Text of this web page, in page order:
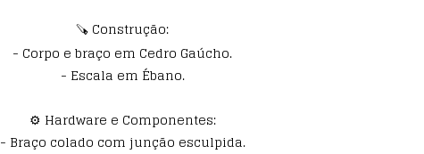
🪚 Construção:
- Corpo e braço em Cedro Gaúcho.
- Escala em Ébano.
⚙️ Hardware e Componentes:
- Braço colado com junção esculpida.